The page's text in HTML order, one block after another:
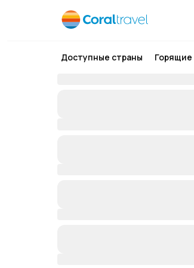
Доступные страны Горящие